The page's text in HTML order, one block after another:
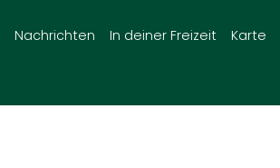
Nachrichten In deiner Freizeit Karte